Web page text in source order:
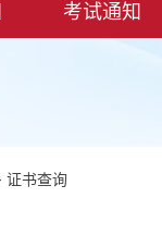
考试通知
证书查询